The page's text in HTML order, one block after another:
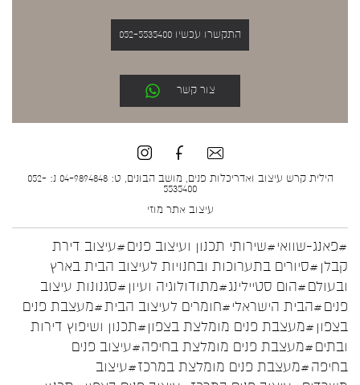
התקשרו עכשיו 052-5535400
צור קשר
הילית קרש עיצוב ואדריכלות פנים, מושב הבונים, ט: 04-9894848 נ: 052-
5535400
עיצוב אתר מוזי
#פאנג-שוואי#שירותי תכנון ועיצוב פנים#עיצוב דירת
קבלן #סיורים בתערוכות ובחנויות לעיצוב הבית בארץ
ובעולם#הום סטיילינג#מתודולוגיה ועיון #סגנונות עיצוב
פנים#הבית הישראלי#חומרים לעיצוב הבית#מעצבת פנים
בצפון #מעצבת פנים מומלצת בצפון#תכנון ושיפוץ דירות
ובתים#מעצבת פנים מומלצת בחיפה#עיצוב פנים
בחיפה#מעצבת פנים מומלצת במרכז#עיצוב